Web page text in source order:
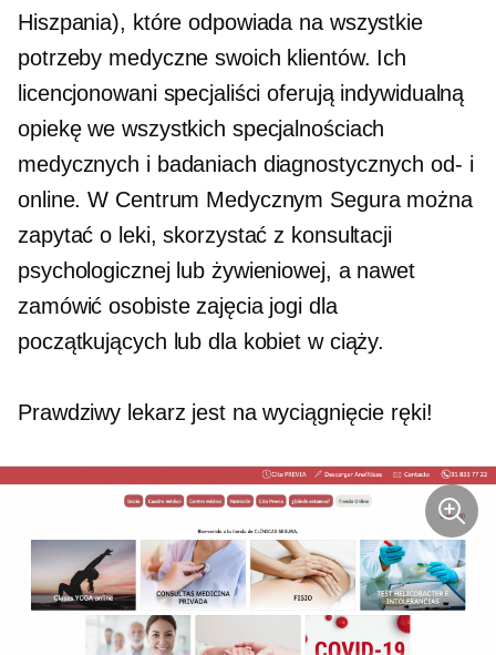
Hiszpania), które odpowiada na wszystkie
potrzeby medyczne swoich klientów. Ich
licencjonowani specjaliści oferują indywidualną
opiekę we wszystkich specjalnościach
medycznych i badaniach diagnostycznychod- i
online. W Centrum Medycznym Segura można
zapytać o leki, skorzystać z konsultacji
psychologicznej lub żywieniowej, a nawet
zamówić osobiste zajęcia jogi dla
początkujących lub dla kobiet w ciąży.
Prawdziwy lekarz jest na wyciągnięcie ręki!